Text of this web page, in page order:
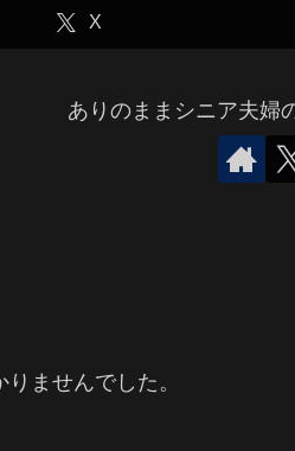
X
ありのままシニア夫婦
ませんでした。